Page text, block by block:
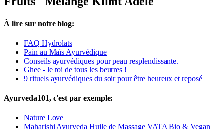
À lire sur notre blog:
FAQ Hydrolats
Pain au Maïs Ayurvédique
Conseils ayurvédiques pour peau resplendissante.
Ghee - le roi de tous les beurres !
9 rituels ayurvédiques du soir pour être heureux et reposé
Ayurveda101, c'est par exemple:
Nature Love
Maharishi Ayurveda Huile de Massage VATA Bio & Vegan